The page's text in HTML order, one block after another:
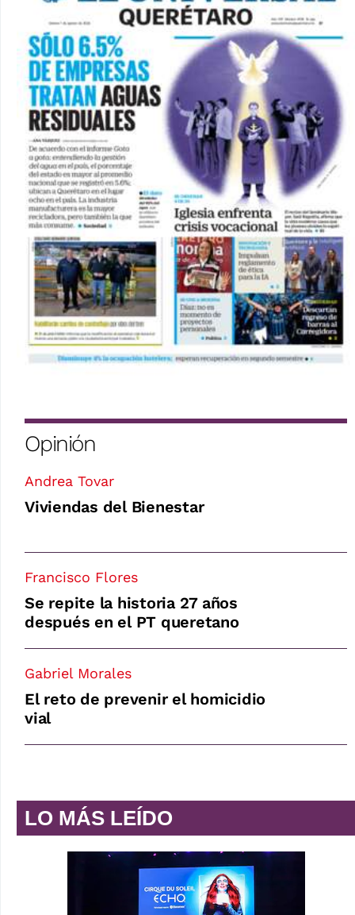
Opinión
Andrea Tovar
Viviendas del Bienestar
Francisco Flores
Se repite la historia 27 años
después en el PT queretano
Gabriel Morales
El reto de prevenir el homicidio
vial
LO MÁS LEÍDO